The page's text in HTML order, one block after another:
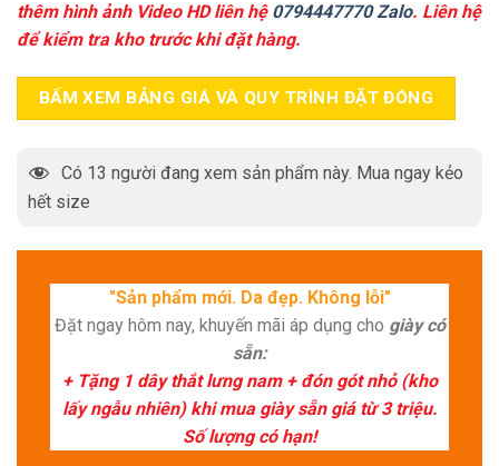
thêm hình ảnh Video HD liên hệ 0794447770 Zalo. Liên hệ
để kiểm tra kho trước khi đặt hàng.
BẤM XEM BẢNG GIÁ VÀ QUY TRÌNH ĐẶT ĐÓNG
Có 13 người đang xem sản phẩm này. Mua ngay kẻo
hết size
"Sản phẩm mới. Da đẹp. Không lỗi"
Đặt ngay hôm nay, khuyến mãi áp dụng cho giày có
sẵn:
+ Tặng 1 dây thắt lưng nam + đón gót nhỏ (kho
lấy ngẫu nhiên) khi mua giày sẵn giá từ 3 triệu.
Số lượng có hạn!